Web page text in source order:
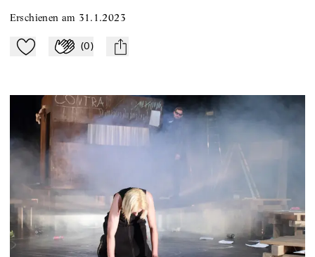
Erschienen am 31.1.2023
Zu Mein-TdZ hinzufügen
Applaudieren
(0) mail